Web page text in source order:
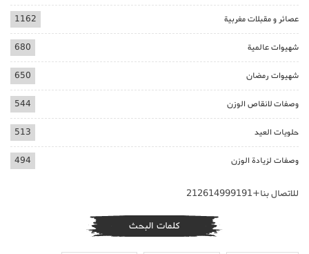
عصائر و مقبلات مغربية 1162
شهيوات عالمية 680
شهيوات رمضان 650
وصفات لانقاص الوزن 544
حلويات العيد 513
وصفات لزيادة الوزن 494
للاتصال بنا+212614999191
كلمات البحث